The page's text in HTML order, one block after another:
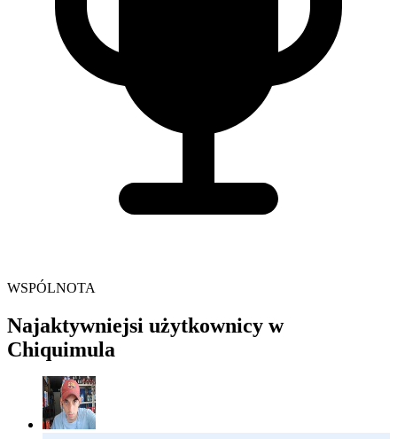
WSPÓLNOTA
Najaktywniejsi użytkownicy w
Chiquimula